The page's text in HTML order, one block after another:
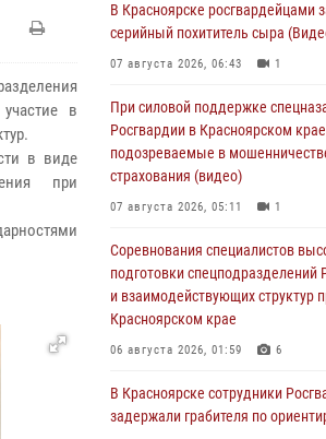
в
в виде
при
В Красноярске росгвардейцами
серийный похититель сыра
07 августа 2026, 06:43 1
При силовой поддержке
Росгвардии в Красноярском
подозреваемые в
страхования (видео)
07 августа 2026, 05:11 1
Соревнования специалистов
подготовки спецподразделений
и взаимодействующих структур
Красноярском крае
06 августа 2026, 01:59 6
В Красноярске сотрудники
задержали грабителя по